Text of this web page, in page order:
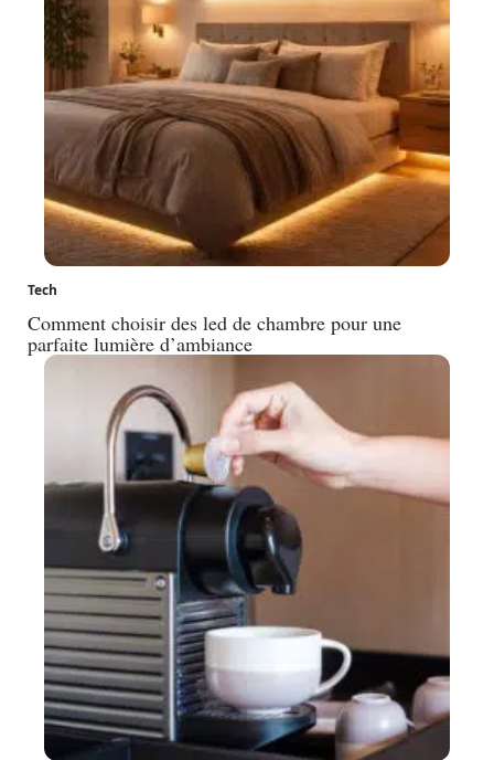
Tech
Comment choisir des led de chambre pour une
parfaite lumière d’ambiance